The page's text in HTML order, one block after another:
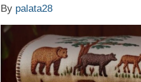
By palata28